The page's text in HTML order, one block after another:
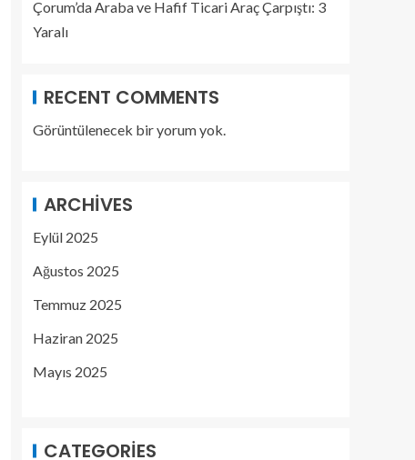
Çorum’da Araba ve Hafif Ticari Araç Çarpıştı: 3
Yaralı
RECENT COMMENTS
Görüntülenecek bir yorum yok.
ARCHIVES
Eylül 2025
Ağustos 2025
Temmuz 2025
Haziran 2025
Mayıs 2025
CATEGORIES